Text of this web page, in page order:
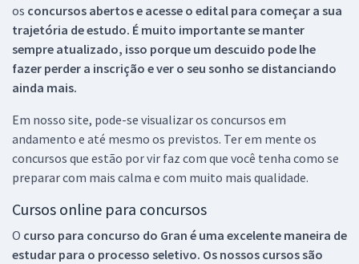
os concursos abertos e acesse o edital para começar a sua
trajetória de estudo. É muito importante se manter
sempre atualizado, isso porque um descuido pode lhe
fazer perder a inscrição e ver o seu sonho se distanciando
ainda mais.
Em nosso site, pode-se visualizar os concursos em
andamento e até mesmo os previstos. Ter em mente os
concursos que estão por vir faz com que você tenha como se
preparar com mais calma e com muito mais qualidade.
Cursos online para concursos
O curso para concurso do Gran é uma excelente maneira de
estudar para o processo seletivo. Os nossos cursos são